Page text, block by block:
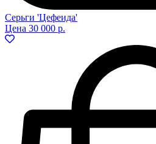
Серьги 'Цефеида'
Цена 30 000 р.